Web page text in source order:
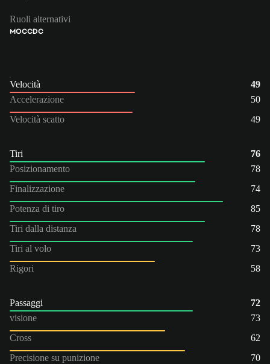
Ruoli alternativi
MOCCDC
Velocità
49
Accelerazione
50
Velocità scatto
49
Tiri
76
Posizionamento
78
Finalizzazione
74
Potenza di tiro
85
Tiri dalla distanza
78
Tiri al volo
73
Rigori
58
Passaggi
72
visione
73
Cross
62
Precisione su punizione
70